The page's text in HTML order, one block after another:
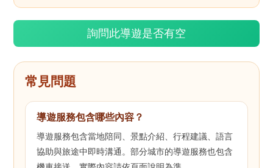
詢問此導遊是否有空
常見問題
導遊服務包含哪些內容？
導遊服務包含當地陪同、景點介紹、行程建議、語言
協助與旅途中即時溝通。部分城市的導遊服務也包含